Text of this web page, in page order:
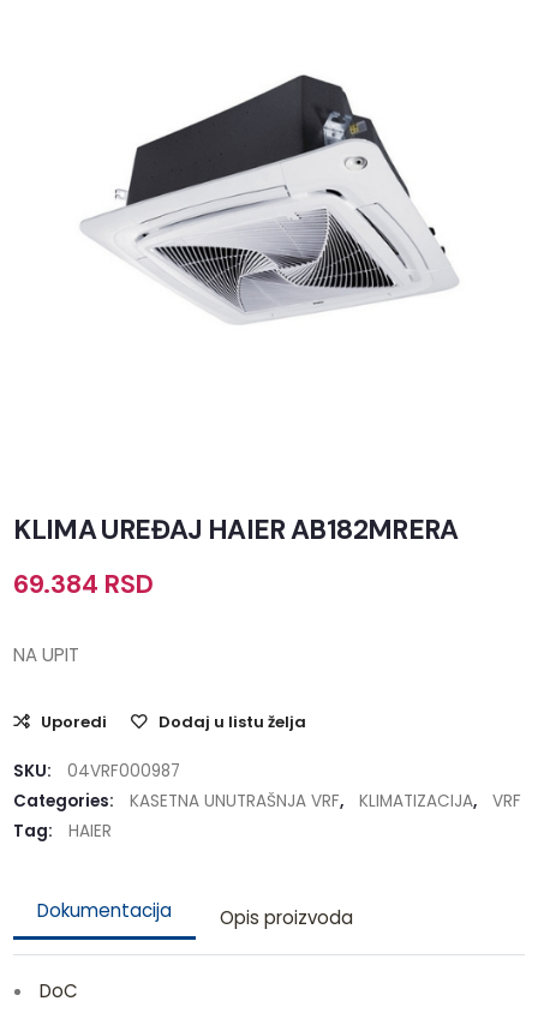
KLIMA UREĐAJ HAIER AB182MRERA
69.384 RSD
NA UPIT
Uporedi Dodaj u listu želja
SKU:
04VRF000987
Categories:
KASETNA UNUTRAŠNJA VRF, KLIMATIZACIJA,
VRF
Tag:
HAIER
Dokumentacija Opis proizvoda
DoC